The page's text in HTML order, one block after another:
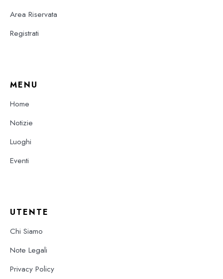
Area Riservata
Registrati
MENU
Home
Notizie
Luoghi
Eventi
UTENTE
Chi Siamo
Note Legali
Privacy Policy